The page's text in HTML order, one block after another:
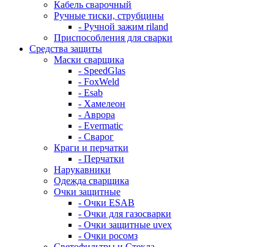
Кабель сварочный
Ручные тиски, струбцины
- Ручной зажим riland
Приспособления для сварки
Средства защиты
Маски сварщика
- SpeedGlas
- FoxWeld
- Esab
- Хамелеон
- Аврора
- Evermatic
- Сварог
Краги и перчатки
- Перчатки
Нарукавники
Одежда сварщика
Очки защитные
- Очки ESAB
- Очки для газосварки
- Очки защитные uvex
- Очки росомз